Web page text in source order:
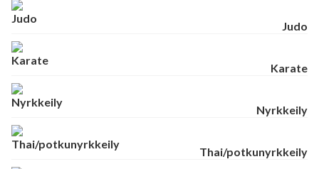
Judo
Karate
Nyrkkeily
Thai/potkunyrkkeily